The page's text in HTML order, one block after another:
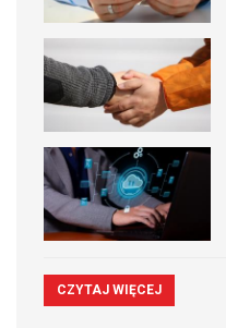
CZYTAJ WIĘCEJ